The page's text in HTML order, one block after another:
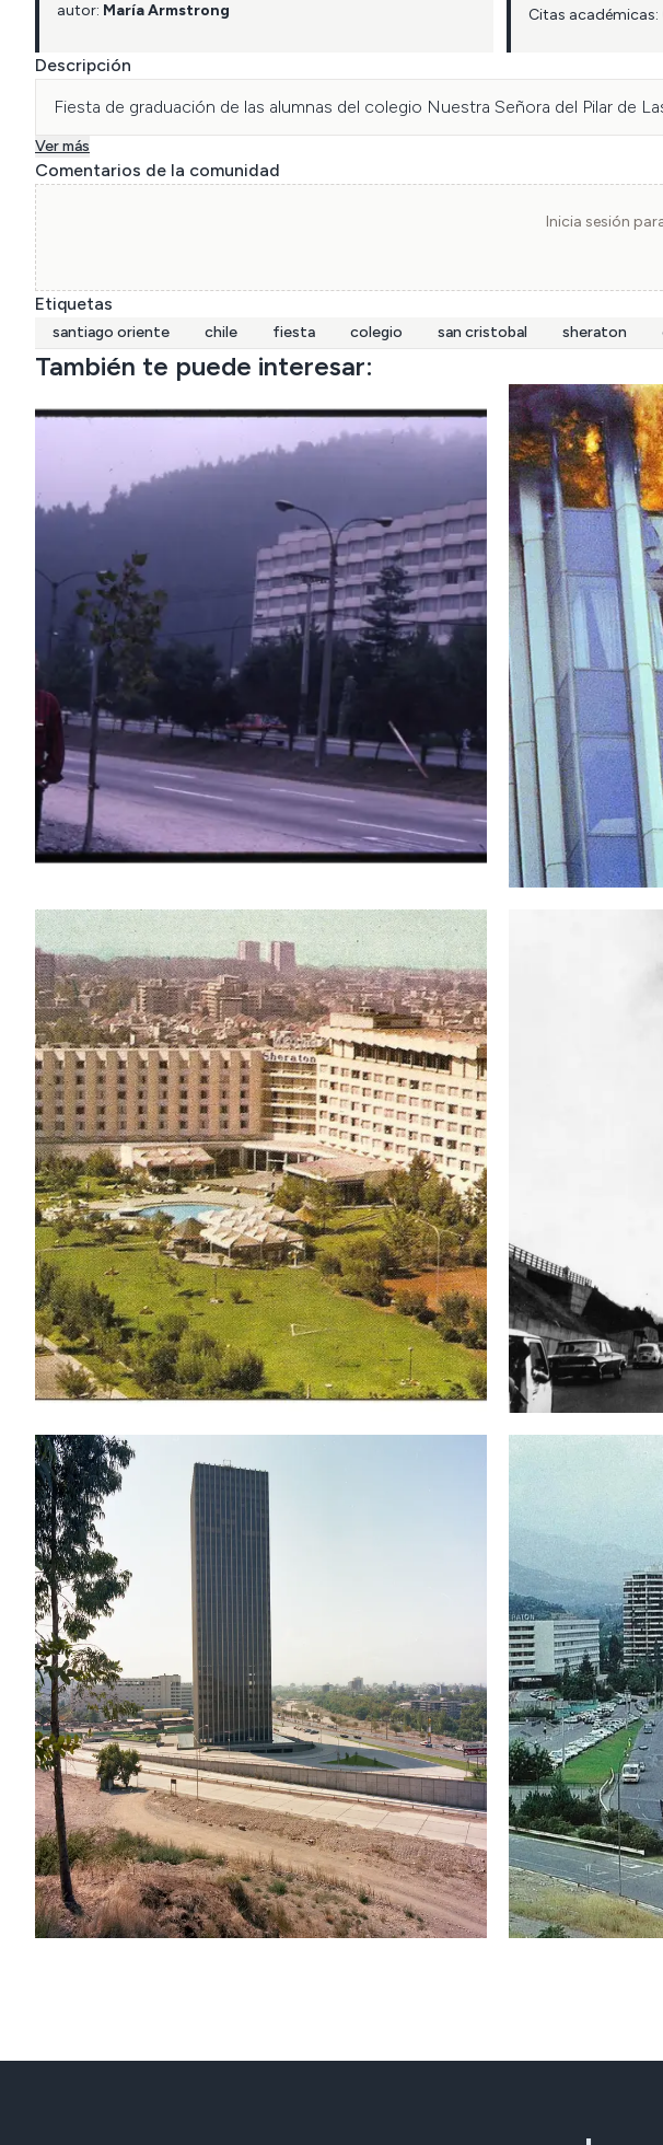
autor: María Armstrong
Citas académicas:
Descripción
Fiesta de graduación de las alumnas del colegio Nuestra Señora del Pilar de
Ver más
Comentarios de la comunidad
Inicia sesión
Etiquetas
santiago oriente chile fiesta colegio san cristobal sheraton
También te puede interesar: